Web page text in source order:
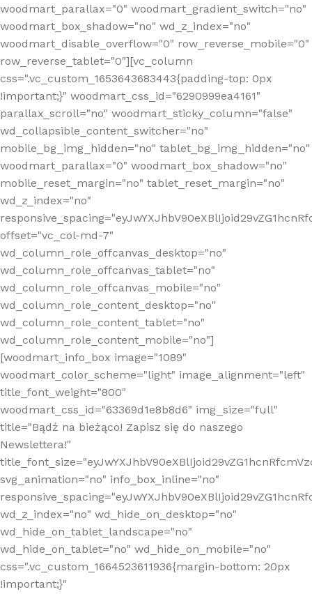
woodmart_parallax="0" woodmart_gradient_switch="no"
woodmart_box_shadow="no" wd_z_index="no"
woodmart_disable_overflow="0" row_reverse_mobile="0"
row_reverse_tablet="0"][vc_column
css=".vc_custom_1653643683443{padding-top: 0px
!important;}" woodmart_css_id="6290999ea4161"
parallax_scroll="no" woodmart_sticky_column="false"
wd_collapsible_content_switcher="no"
mobile_bg_img_hidden="no" tablet_bg_img_hidden="no"
woodmart_parallax="0" woodmart_box_shadow="no"
mobile_reset_margin="no" tablet_reset_margin="no"
wd_z_index="no"
offset="vc_col-md-7"
wd_column_role_offcanvas_desktop="no"
wd_column_role_offcanvas_tablet="no"
wd_column_role_offcanvas_mobile="no"
wd_column_role_content_desktop="no"
wd_column_role_content_tablet="no"
wd_column_role_content_mobile="no"]
[woodmart_info_box image="1089"
woodmart_color_scheme="light" image_alignment="left"
title_font_weight="800"
woodmart_css_id="63369d1e8b8d6" img_size="full"
title="Bądź na bieżąco! Zapisz się do naszego
Newslettera!"
svg_animation="no" info_box_inline="no"
wd_z_index="no" wd_hide_on_desktop="no"
wd_hide_on_tablet_landscape="no"
wd_hide_on_tablet="no" wd_hide_on_mobile="no"
css=".vc_custom_1664523611936{margin-bottom: 20px
!important;}"